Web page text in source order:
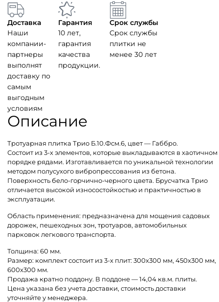
Доставка
Наши
компании-
партнеры
выполнят
доставку по
самым
выгодным
условиям
Гарантия
10 лет,
гарантия
качества
продукции.
Срок службы
Срок службы
плитки не
менее 30 лет
Описание
Тротуарная плитка Трио Б.10.Фсм.6, цвет — Габбро.
Состоит из 3-х элементов, которые выкладываются в хаотичном
порядке рядами. Изготавливается по уникальной технологии
методом полусухого вибропрессования из бетона.
Поверхность бело-горчично-черного цвета. Брусчатка Трио
отличается высокой износостойкостью и практичностью в
эксплуатации.
Область применения: предназначена для мощения садовых
дорожек, пешеходных зон, тротуаров, автомобильных
парковок легкового транспорта.
Толщина: 60 мм.
Размер: комплект состоит из 3-х плит: 300х300 мм, 450х300 мм,
600х300 мм.
Продажа кратно поддону. В поддоне — 14,04 кв.м. плиты.
Цена указана без учета доставки, стоимость доставки
уточняйте у менеджера.